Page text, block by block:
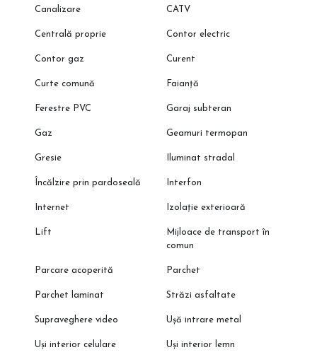
Canalizare CATV
Centrală proprie Contor electric
Contor gaz Curent
Curte comună Faianță
Ferestre PVC Garaj subteran
Gaz Geamuri termopan
Gresie Iluminat stradal
Încălzire prin pardoseală Interfon
Internet Izolație exterioară
Lift
Mijloace de transport în
comun
Parcare acoperită Parchet
Parchet laminat Străzi asfaltate
Supraveghere video Ușă intrare metal
Uși interior celulare Uși interior lemn